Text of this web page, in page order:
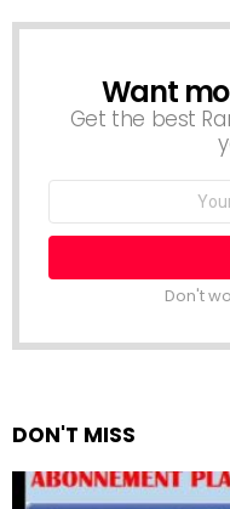
NEWSLETTER
Want
Get the best
Email
Don't
DON'T MISS